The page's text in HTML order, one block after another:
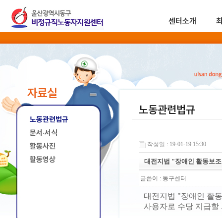
센터소개
자료실
노동관련법규
문서·서식
활동사진
활동영상
노동관련법규
작성일 : 19-01-19 15:30
대전지법 "장애인 활동보
글쓴이 : 동구센터
대전지법 "장애인 활
사용자로 수당 지급할